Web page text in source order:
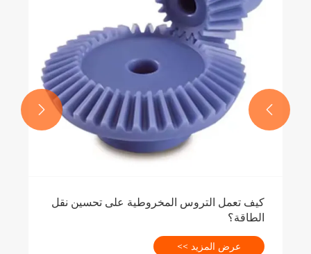
كيف تعمل التروس المخروطية على تحسين نقل
الطاقة؟
عرض المزيد >>

